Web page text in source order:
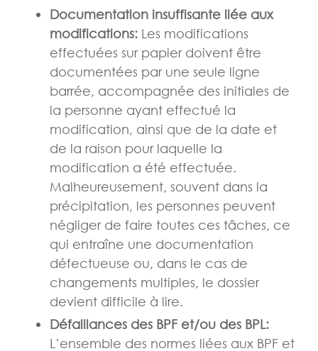
Documentation insuffisante liée aux
modifications: Les modifications
effectuées sur papier doivent être
documentées par une seule ligne
barrée, accompagnée des initiales de
la personne ayant effectué la
modification, ainsi que de la date et
de la raison pour laquelle la
modification a été effectuée.
Malheureusement, souvent dans la
précipitation, les personnes peuvent
négliger de faire toutes ces tâches, ce
qui entraîne une documentation
défectueuse ou, dans le cas de
changements multiples, le dossier
devient difficile à lire.
Défaillances des BPF et/ou des BPL:
L’ensemble des normes liées aux BPF et